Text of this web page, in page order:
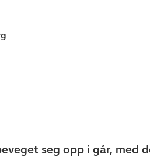
seg opp i går, med